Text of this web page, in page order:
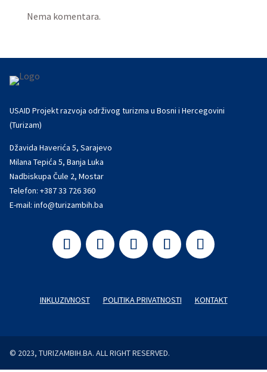
Nema komentara.
USAID Projekt razvoja održivog turizma u Bosni i Hercegovini
(Turizam)
Džavida Haverića 5, Sarajevo
Milana Tepića 5, Banja Luka
Nadbiskupa Čule 2, Mostar
Telefon: +387 33 726 360
E-mail: info@turizambih.ba
INKLUZIVNOST POLITIKA PRIVATNOSTI KONTAKT
© 2023, TURIZAMBIH.BA. ALL RIGHT RESERVED.